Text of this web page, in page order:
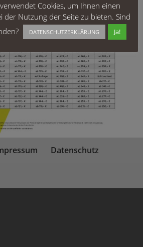
Datenschutz
Cookies, um Ihnen einen
der Nutzung der Seite zu bieten. Sind
DATENSCHUTZERKLÄRUNG Ja!